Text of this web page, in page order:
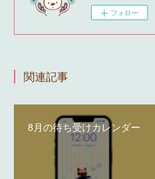
フォロー
関連記事
8月の待ち受けカレンダー